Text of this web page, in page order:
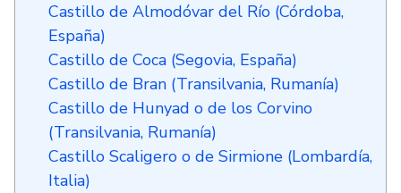
Castillo de Almodóvar del Río (Córdoba,
España)
Castillo de Coca (Segovia, España)
Castillo de Bran (Transilvania, Rumanía)
Castillo de Hunyad o de los Corvino
(Transilvania, Rumanía)
Castillo Scaligero o de Sirmione (Lombardía,
Italia)